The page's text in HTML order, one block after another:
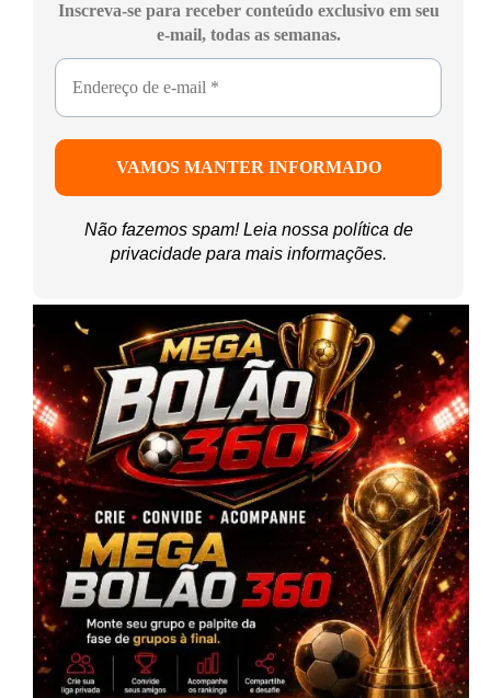
Inscreva-se para receber conteúdo exclusivo em seu
e-mail, todas as semanas.
Não fazemos spam! Leia nossa política de
privacidadepara mais informações.